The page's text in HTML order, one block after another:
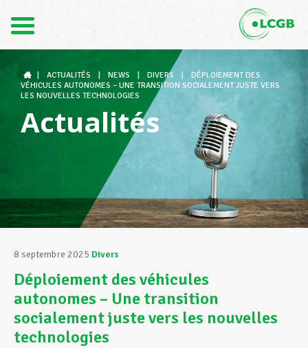
DE
Le LCGB
Structures syndicales
Assistance au Travail
Vos droits
Assistance en vie privée
ACTUALITÉS NEWS DIVERS
DÉPLOIEMENT DES
VÉHICULES AUTONOMES – UNE TRANSITION SOCIALEMENT JUSTE VERS
LES NOUVELLES TECHNOLOGIES
Actualités
8 septembre 2025 Divers
Déploiement des véhicules
autonomes – Une transition
socialement juste vers les nouvelles
technologies